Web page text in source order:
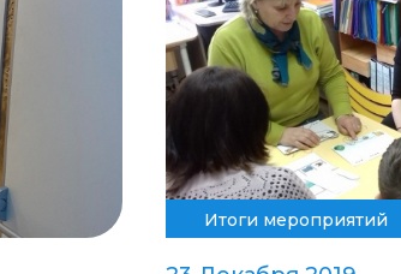
Итоги мероприятий